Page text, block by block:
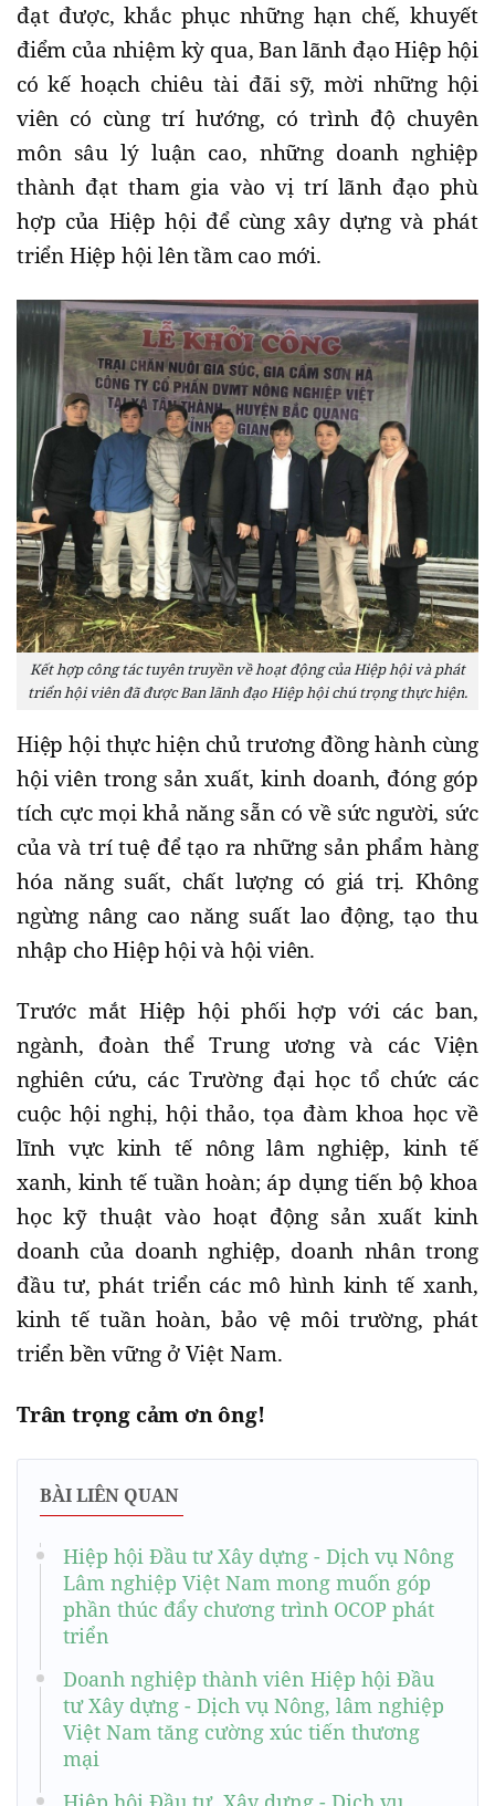
đạt được, khắc phục những hạn chế, khuyết
điểm của nhiệm kỳ qua, Ban lãnh đạo Hiệp hội
có kế hoạch chiêu tài đãi sỹ, mời những hội
viên có cùng trí hướng, có trình độ chuyên
môn sâu lý luận cao, những doanh nghiệp
thành đạt tham gia vào vị trí lãnh đạo phù
hợp của Hiệp hội để cùng xây dựng và phát
triển Hiệp hội lên tầm cao mới.
Kết hợp công tác tuyên truyền về hoạt động của Hiệp hội và phát
triển hội viên đã được Ban lãnh đạo Hiệp hội chú trọng thực hiện.
Hiệp hội thực hiện chủ trương đồng hành cùng
hội viên trong sản xuất, kinh doanh, đóng góp
tích cực mọi khả năng sẵn có về sức người, sức
của và trí tuệ để tạo ra những sản phẩm hàng
hóa năng suất, chất lượng có giá trị. Không
ngừng nâng cao năng suất lao động, tạo thu
nhập cho Hiệp hội và hội viên.
Trước mắt Hiệp hội phối hợp với các ban,
ngành, đoàn thể Trung ương và các Viện
nghiên cứu, các Trường đại học tổ chức các
cuộc hội nghị, hội thảo, tọa đàm khoa học về
lĩnh vực kinh tế nông lâm nghiệp, kinh tế
xanh, kinh tế tuần hoàn; áp dụng tiến bộ khoa
học kỹ thuật vào hoạt động sản xuất kinh
doanh của doanh nghiệp, doanh nhân trong
đầu tư, phát triển các mô hình kinh tế xanh,
kinh tế tuần hoàn, bảo vệ môi trường, phát
triển bền vững ở Việt Nam.
Trân trọng cảm ơn ông!
BÀI LIÊN QUAN
Hiệp hội Đầu tư Xây dựng - Dịch vụ Nông
Lâm nghiệp Việt Nam mong muốn góp
phần thúc đẩy chương trình OCOP phát
triển
Doanh nghiệp thành viên Hiệp hội Đầu
tư Xây dựng - Dịch vụ Nông, lâm nghiệp
Việt Nam tăng cường xúc tiến thương
mại